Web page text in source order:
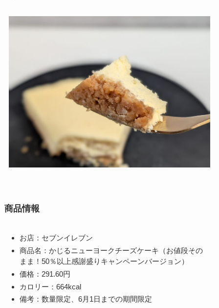
商品情報
お店：セブンイレブン
商品名：かじるニューヨークチーズケーキ（お値段その
まま！50％以上感謝盛りキャンペーンバージョン）
価格：291.60円
カロリー：664kcal
備考：数量限定、6月1日までの期間限定